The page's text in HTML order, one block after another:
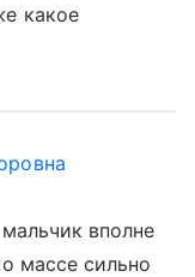
какое
вполне
массе сильно